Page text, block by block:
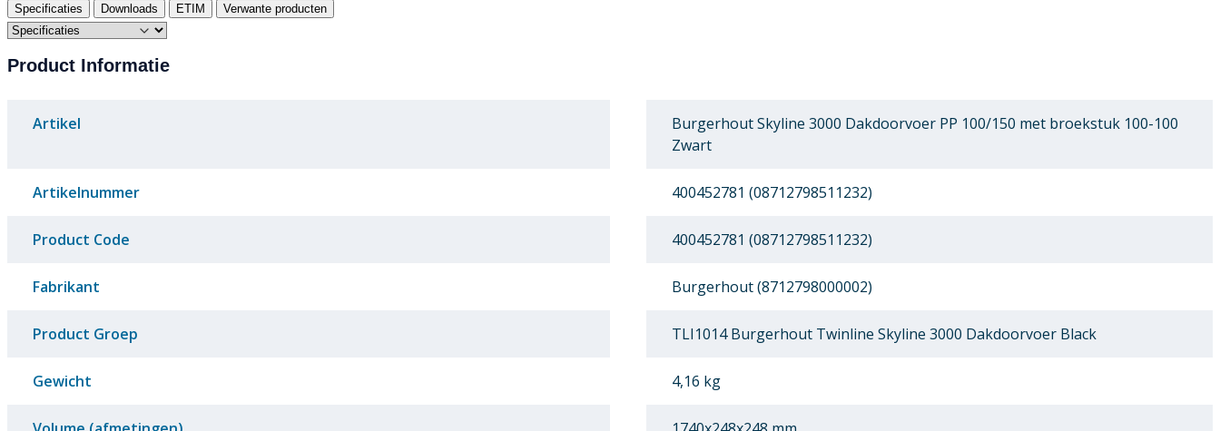
Specificaties Downloads ETIM Verwante producten
Product Informatie
Artikel
Burgerhout Skyline 3000 Dakdoorvoer PP 100/150 met broekstuk 100-100
Zwart
Artikelnummer 400452781 (08712798511232)
Product Code 400452781 (08712798511232)
Fabrikant Burgerhout (8712798000002)
Product Groep TLI1014 Burgerhout Twinline Skyline 3000 Dakdoorvoer Black
Gewicht 4,16 kg